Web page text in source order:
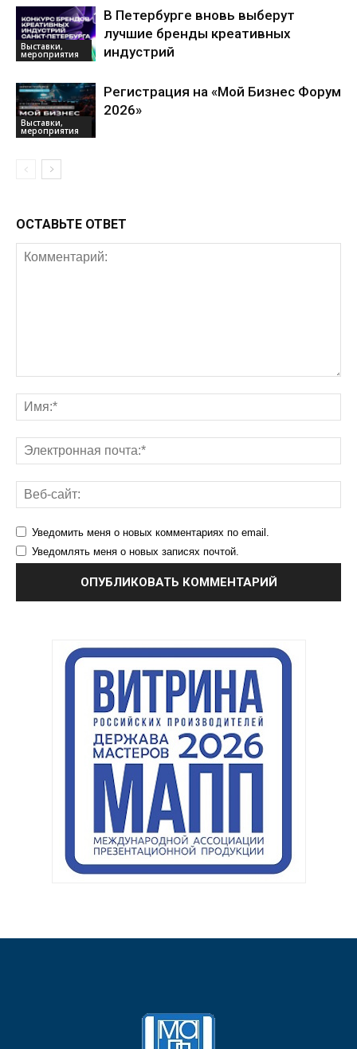
Выставки,
мероприятия
В Петербурге вновь выберут
лучшие бренды креативных
индустрий
Выставки,
мероприятия
Регистрация на «Мой Бизнес Форум
2026»
ОСТАВЬТЕ ОТВЕТ
Уведомить меня о новых комментариях по email.
Уведомлять меня о новых записях почтой.